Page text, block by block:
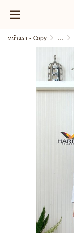
หน้าแรก - Copy ...